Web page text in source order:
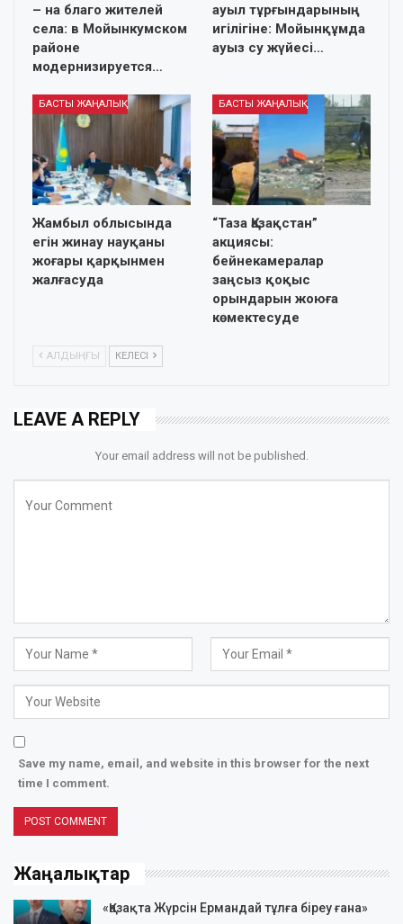
– на благо жителей
села: в Мойынкумском
районе
модернизируется…
ауыл тұрғындарының
игілігіне: Мойынқұмда
ауыз су жүйесі…
БАСТЫ ЖАҢАЛЫҚ
Жамбыл облысында
егін жинау науқаны
жоғары қарқынмен
жалғасуда
БАСТЫ ЖАҢАЛЫҚ
“Таза Қазақстан”
акциясы:
бейнекамералар
заңсыз қоқыс
орындарын жоюға
көмектесуде
АЛДЫҢҒЫ КЕЛЕСІ
LEAVE A REPLY
Your email address will not be published.
Save my name, email, and website in this browser for the next
time I comment.
Жаңалықтар
«Қазақта Жүрсін Ермандай тұлға біреу ғана»